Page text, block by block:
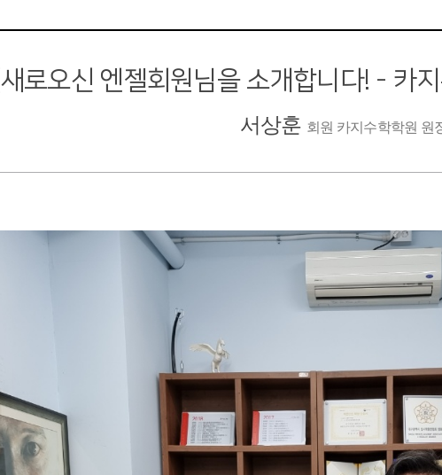
[새로오신 엔젤회원님을 소개합니다! - 카
서상훈 회원 카지수학학원 원